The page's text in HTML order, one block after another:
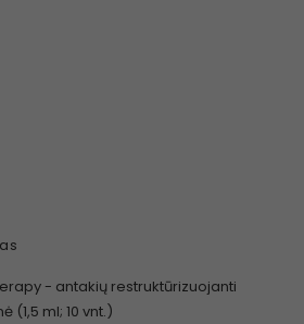
- antakių restruktūrizuojanti
(1,5 ml; 10 vnt.)